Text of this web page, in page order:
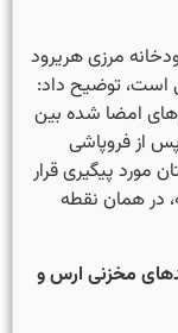
مرزی هریرود
است، توضیح داد:
و پروتکل­‌های امضا شده بین
از فروپاشی
مورد پیگیری قرار
توافق اولیه، در همان نقطه
سدهای مخزنی ارس و